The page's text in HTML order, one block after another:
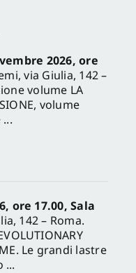
2026, ore
via Giulia, 142 –
volume LA
volume
ore 17.00, Sala
142 – Roma.
Le grandi lastre
...